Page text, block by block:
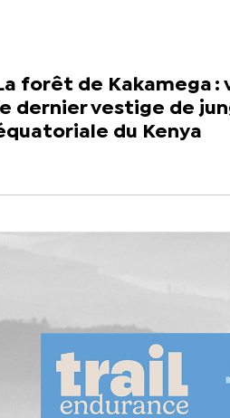
forêt de Kakamega :
le dernier vestige de
du Kenya